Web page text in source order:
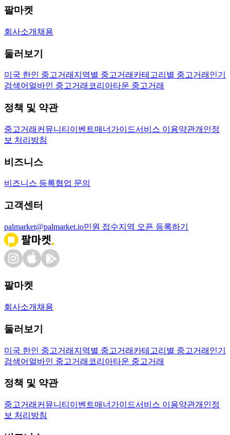
팔마켓
회사소개 채용
둘러보기
미국 한인 중고거래 지역별 중고거래 카테고리별 중고거래 인기
검색어 얼바인 중고거래 코리아타운 중고거래
정책 및 약관
중고거래 커뮤니티 이벤트매너가이드서비스 이용약관개인정
보 처리방침
비즈니스
비즈니스 등록협업 문의
고객센터
palmarket@palmarket.io민원 접수지역 오픈 등록하기
팔마켓
회사소개 채용
둘러보기
미국 한인 중고거래 지역별 중고거래 카테고리별 중고거래 인기
검색어 얼바인 중고거래 코리아타운 중고거래
정책 및 약관
중고거래 커뮤니티 이벤트매너가이드서비스 이용약관개인정
보 처리방침